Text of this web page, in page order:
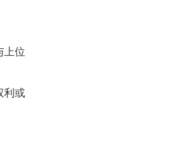
相统一的原则；
出具体规定的事项；